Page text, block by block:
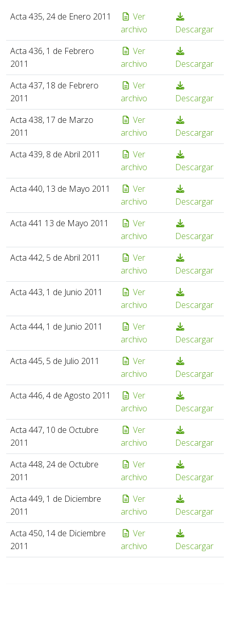
Acta 435, 24 de Enero 2011
Ver
archivo
Descargar
Acta 436, 1 de Febrero
2011
Ver
archivo
Descargar
Acta 437, 18 de Febrero
2011
Ver
archivo
Descargar
Acta 438, 17 de Marzo
2011
Ver
archivo
Descargar
Acta 439, 8 de Abril 2011
Ver
archivo
Descargar
Acta 440, 13 de Mayo 2011
Ver
archivo
Descargar
Acta 441 13 de Mayo 2011
Ver
archivo
Descargar
Acta 442, 5 de Abril 2011
Ver
archivo
Descargar
Acta 443, 1 de Junio 2011
Ver
archivo
Descargar
Acta 444, 1 de Junio 2011
Ver
archivo
Descargar
Acta 445, 5 de Julio 2011
Ver
archivo
Descargar
Acta 446, 4 de Agosto 2011
Ver
archivo
Descargar
Acta 447, 10 de Octubre
2011
Ver
archivo
Descargar
Acta 448, 24 de Octubre
2011
Ver
archivo
Descargar
Acta 449, 1 de Diciembre
2011
Ver
archivo
Descargar
Acta 450, 14 de Diciembre
2011
Ver
archivo
Descargar